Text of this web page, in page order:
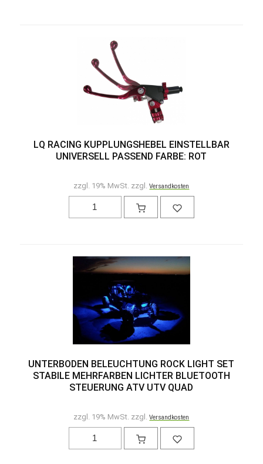
LQ RACING KUPPLUNGSHEBEL EINSTELLBAR
UNIVERSELL PASSEND FARBE: ROT
zzgl. 19% MwSt. zzgl.Versandkosten
UNTERBODEN BELEUCHTUNG ROCK LIGHT SET
STABILE MEHRFARBEN LICHTER BLUETOOTH
STEUERUNG ATV UTV QUAD
zzgl. 19% MwSt. zzgl.Versandkosten